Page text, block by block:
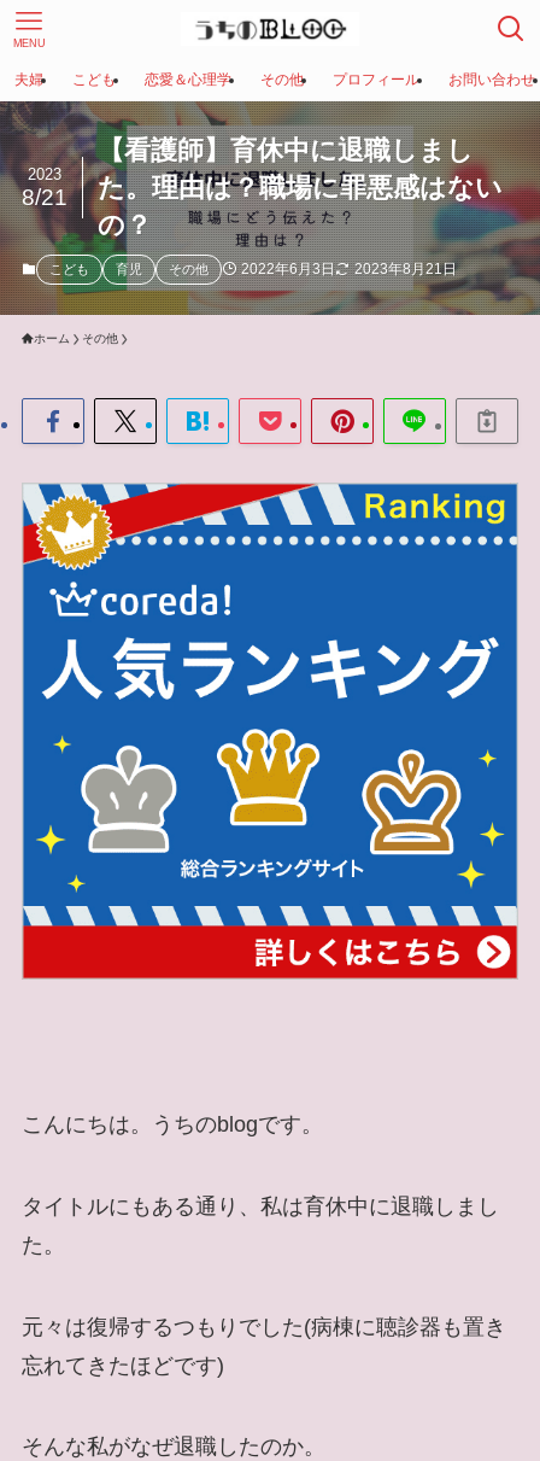
MENU
夫婦 こども 恋愛＆心理学 その他 プロフィール お問い合わせ
【看護師】育休中に退職しまし
た。理由は？職場に罪悪感はない
の？
2023
8/21
こども 育児 その他 2022年6月3日 2023年8月21日
ホーム その他
こんにちは。うちのblogです。
タイトルにもある通り、私は育休中に退職しまし
た。
元々は復帰するつもりでした(病棟に聴診器も置き
忘れてきたほどです)
そんな私がなぜ退職したのか。